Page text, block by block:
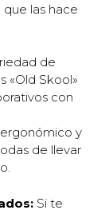
que las hace
de
«Old Skool»
con
ergonómico y
de llevar
Si te